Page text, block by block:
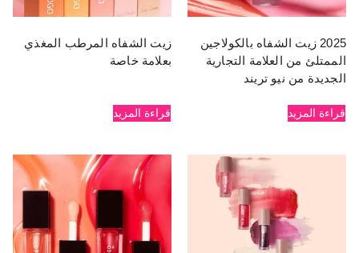
2025 زيت الشفاه بالكولاجين
الممتلئ من العلامة التجارية
الجديدة من نيو تريند
قراءة المزيد
زيت الشفاه المرطب المغذي
بعلامة خاصة
قراءة المزيد